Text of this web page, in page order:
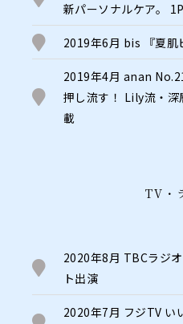
新パーソナルケア。
2019年6月 bis 『夏肌
2019年4月 anan
押し流す！ Lily流・
載
TV・
2020年8月 TBCラジ
ト出演
2020年7月 フジTV い